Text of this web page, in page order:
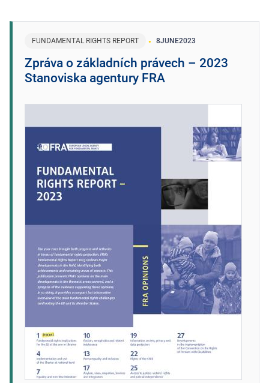
FUNDAMENTAL RIGHTS REPORT 8JUNE2023
Zpráva o základních právech – 2023
Stanoviska agentury FRA